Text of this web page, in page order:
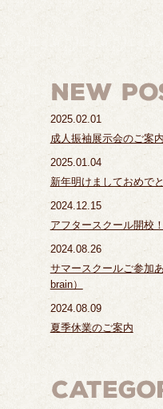
2025.02.01
成人振袖展示会のご案内
2025.01.04
新年明けましておめで
2024.12.15
アフタースクール開校！
2024.08.26
サマースクールご参加
brain）
2024.08.09
夏季休業のご案内